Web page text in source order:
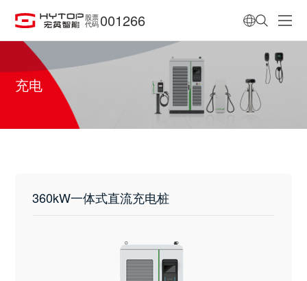
股票
代码 001266
充电
360kW一体式直流充电桩